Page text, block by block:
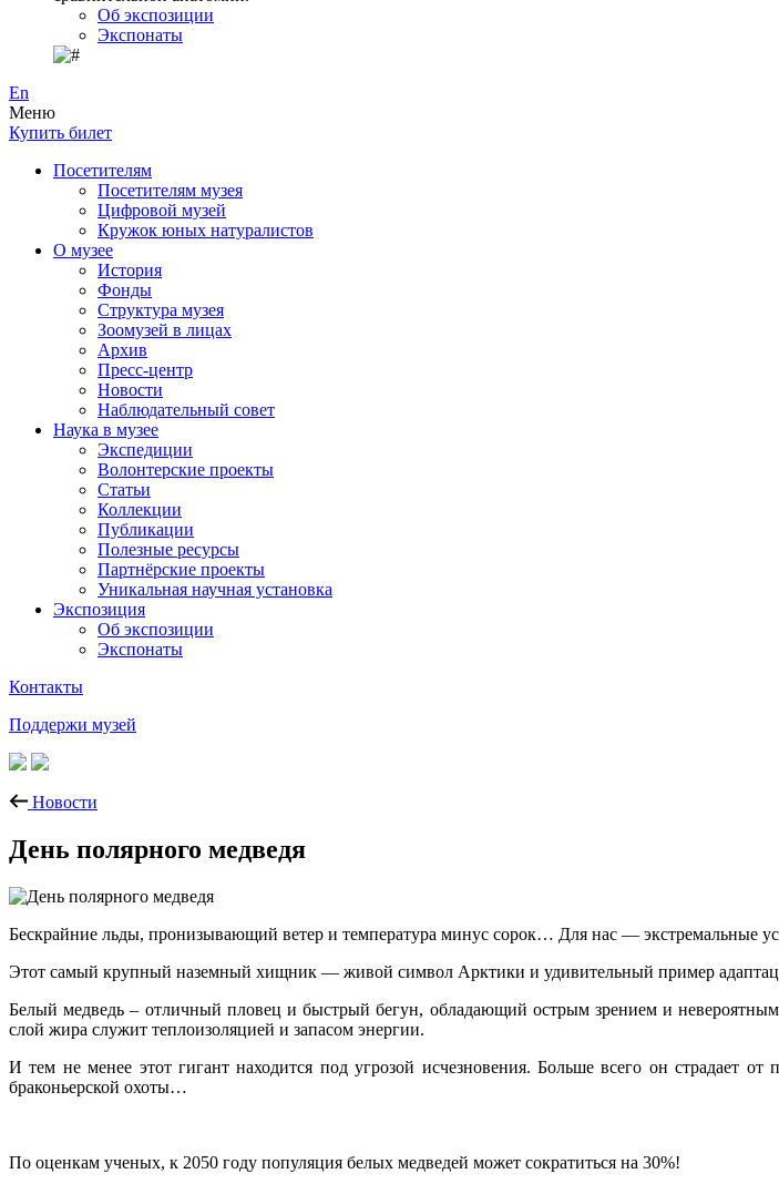
Об экспозиции
Экспонаты
En
Меню
Купить билет
Посетителям
Посетителям музея
Цифровой музей
Кружок юных натуралистов
О музее
История
Фонды
Структура музея
Зоомузей в лицах
Архив
Пресс-центр
Новости
Наблюдательный совет
Наука в музее
Экспедиции
Волонтерские проекты
Статьи
Коллекции
Публикации
Полезные ресурсы
Партнёрские проекты
Уникальная научная установка
Экспозиция
Об экспозиции
Экспонаты
Контакты
Поддержи музей
Новости
День полярного медведя
Бескрайние льды, пронизывающий ветер и температура минус сорок… Для нас — экстремальные
Этот самый крупный наземный хищник — живой символ Арктики и удивительный пример
Белый медведь – отличный пловец и быстрый бегун, обладающий острым зрением и
слой жира служит теплоизоляцией и запасом энергии.
И тем не менее этот гигант находится под угрозой исчезновения. Больше всего он страдает
браконьерской охоты…
По оценкам ученых, к 2050 году популяция белых медведей может сократиться на 30%!